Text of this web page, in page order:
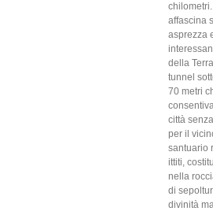
affascina
asprezza
della
tunnel
70 metri
città
per il
santuario
ittiti,
nella
di
divinità